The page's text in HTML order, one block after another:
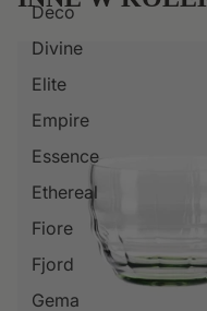
Deco
Divine
Elite
Empire
Essence
Ethereal
Fiore
Fjord
Gema